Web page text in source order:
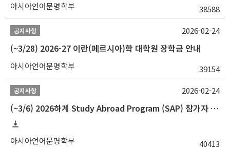
아시아언어문명학부 38588
공지사항
(~3/28) 2026-27 이란(페르시아)학 대학원 장학금 안내
아시아언어문명학부 39154
2026-02-24
공지사항
(~3/6) 2026하계 Study Abroad Program (SAP) 참가자 모집 안내
아시아언어문명학부 40413
2026-02-24